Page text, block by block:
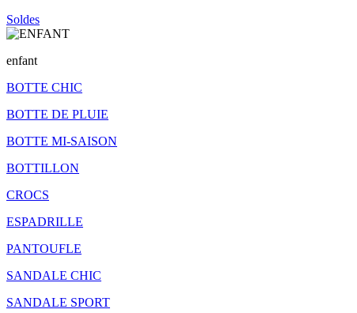
Soldes
enfant
BOTTE CHIC
BOTTE DE PLUIE
BOTTE MI-SAISON
BOTTILLON
CROCS
ESPADRILLE
PANTOUFLE
SANDALE CHIC
SANDALE SPORT